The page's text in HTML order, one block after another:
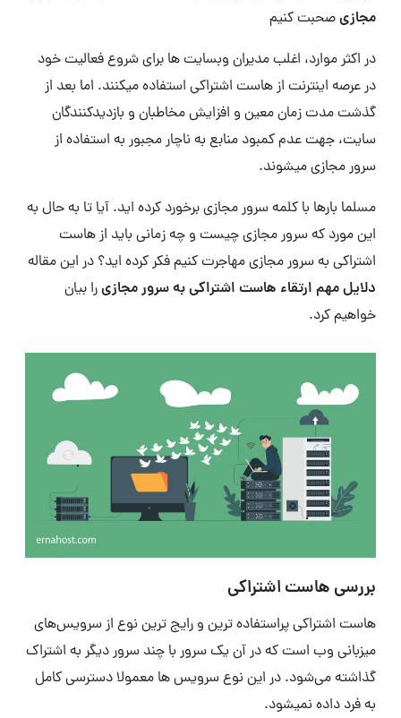
مجازیصحبت کنیم
در اکثر موارد، اغلب مدیران وبسایت ها برای شروع فعالیت خود
در عرصه اینترنت از هاست اشتراکی استفاده میکنند. اما بعد از
گذشت مدت زمان معین و افزایش مخاطبان و بازدیدکنندگان
سایت، جهت عدم کمبود منابع به ناچار مجبور به استفاده از
سرور مجازی میشوند.
مسلما بارها با کلمه سرور مجازی برخورد کرده اید. آیا تا به حال به
این مورد که سرور مجازی چیست و چه زمانی باید از هاست
اشتراکی به سرور مجازی مهاجرت کنیم فکر کرده اید؟ در این مقاله
دلایل مهم ارتقاء هاست اشتراکی به سرور مجازیرا بیان
خواهیم کرد.
بررسی هاست اشتراکی
هاست اشتراکی پراستفاده ترین و رایج ترین نوع از سرویس‌های
میزبانی وب است که در آن یک سرور با چند سرور دیگر به اشتراک
گذاشته می‌شود. در این نوع سرویس ها معمولا دسترسی کامل
به فرد داده نمیشود.